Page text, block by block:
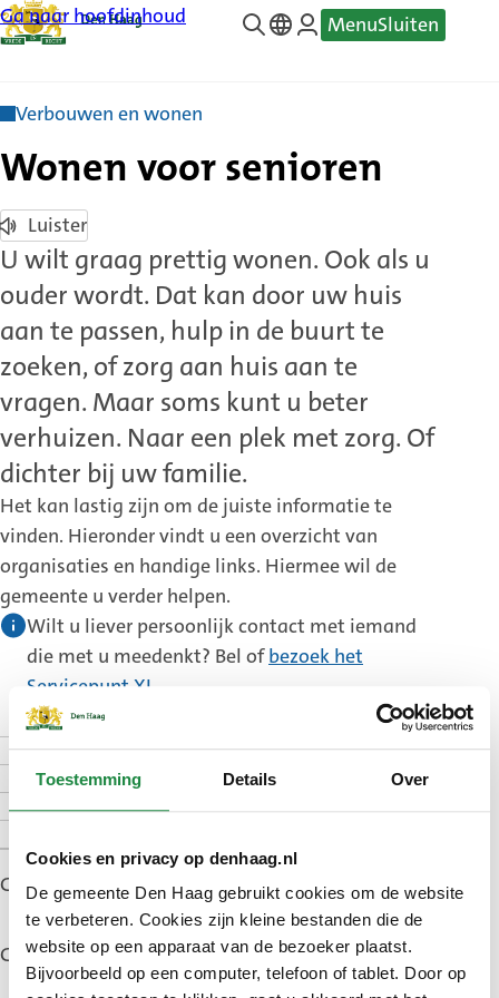
Toestemming Details Over
Cookies en privacy op denhaag.nl
De gemeente Den Haag gebruikt cookies om de website
te verbeteren. Cookies zijn kleine bestanden die de
website op een apparaat van de bezoeker plaatst.
Bijvoorbeeld op een computer, telefoon of tablet. Door op
Ga naar hoofdinhoud
—
MenuSluiten
Verbouwen en wonen
Wonen voor senioren
Luister
U wilt graag prettig wonen. Ook als u
ouder wordt. Dat kan door uw huis
aan te passen, hulp in de buurt te
zoeken, of zorg aan huis aan te
vragen. Maar soms kunt u beter
verhuizen. Naar een plek met zorg. Of
dichter bij uw familie.
Het kan lastig zijn om de juiste informatie te
vinden. Hieronder vindt u een overzicht van
organisaties en handige links. Hiermee wil de
gemeente u verder helpen.
Wilt u liever persoonlijk contact met iemand
die met u meedenkt? Bel ofbezoek het
Servicepunt XL
Thuis blijven wonen
Verhuizen
Vergoeding en subsidie
Gepubliceerd: 22 december 2023
Gewijzigd: 1 juli 2026